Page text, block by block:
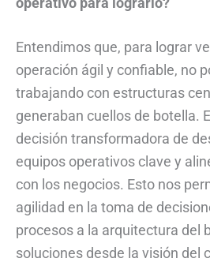
Entendimos que, para lograr
operación ágil y confiable, no
trabajando con estructuras
generaban cuellos de botella.
decisión transformadora de
equipos operativos clave y
con los negocios. Esto nos
agilidad en la toma de
procesos a la arquitectura del
soluciones desde la visión del